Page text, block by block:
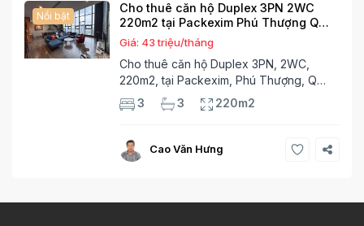
Nổi bật
Cho thuê căn hộ Duplex 3PN 2WC
220m2 tại Packexim Phú Thượng Q
Tây Hồ
Giá: 43 triệu/tháng
Cho thuê căn hộ Duplex 3PN, 2WC,
220m2, tại Packexim, Phú Thượng, Q
Tây Hồ Nằm ở Chung cư Packexim,
Phường Phú Thượng, Hà Nội – Quận Tây
tích rộng 220m²,
3 3 220m2
Cao Văn Hưng